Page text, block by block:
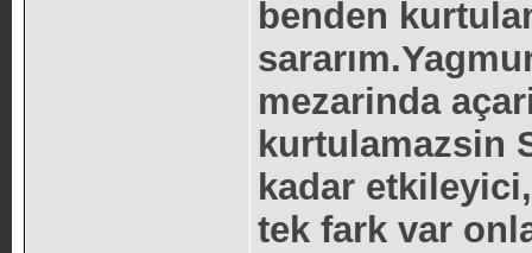
benden
mezarinda
kurtulamazsin
kadar
tek fark var